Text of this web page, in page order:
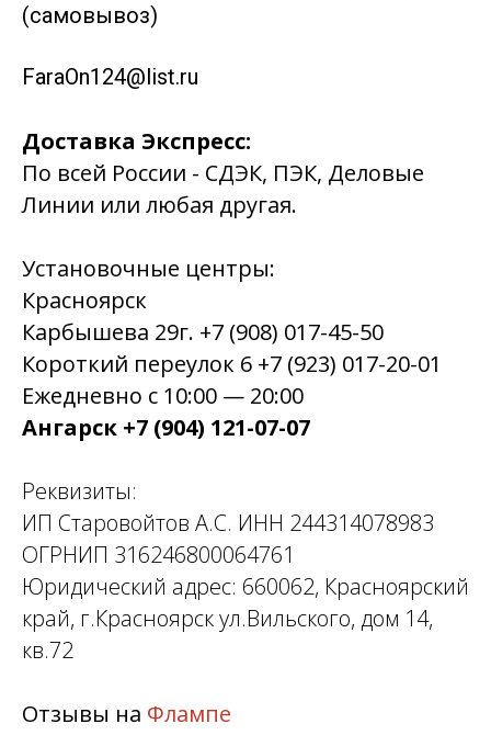
(самовывоз)
FaraOn124@list.ru
Доставка Экспресс:
По всей России - СДЭК, ПЭК, Деловые
Линии или любая другая.
Установочные центры:
Красноярск
Карбышева 29г. +7 (908) 017-45-50
Короткий переулок 6 +7 (923) 017-20-01
Ежедневно с 10:00 — 20:00
Ангарск +7 (904) 121-07-07
Реквизиты:
ИП Старовойтов А.С. ИНН 244314078983
ОГРНИП 316246800064761
Юридический адрес: 660062, Красноярский
край, г.Красноярск ул.Вильского, дом 14,
кв.72
Отзывы на Флампе